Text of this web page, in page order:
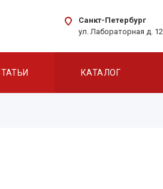
Санкт-Петербург
ул. Лабораторная д. 12
КАТАЛОГ